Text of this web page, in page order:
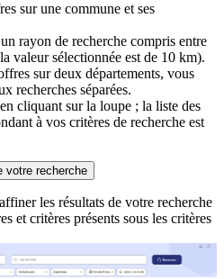
sur une commune et ses
rayon de recherche compris entre
valeur sélectionnée est de 10 km).
sur deux départements, vous
recherches séparées.
cliquant sur la loupe ; la liste des
à vos critères de recherche est
votre recherche
les résultats de votre recherche
et critères présents sous les critères